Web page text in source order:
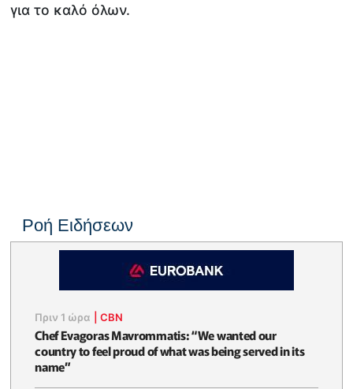
για το καλό όλων.
Ροή Ειδήσεων
Πριν 1 ώρα |CBN
Chef Evagoras Mavrommatis: “We wanted our
country to feel proud of what was being served in its
name”